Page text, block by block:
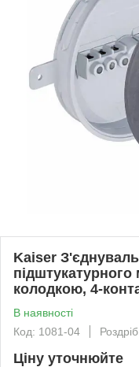
Kaiser
колодкою, 4-
В наявності
Код: 1081-04
Роздріб
Ціну уточнюйте